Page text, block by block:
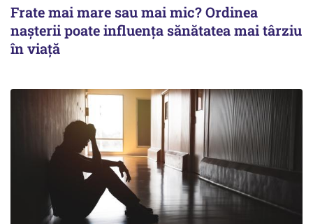
Frate mai mare sau mai mic? Ordinea
nașterii poate influența sănătatea mai târziu
în viață